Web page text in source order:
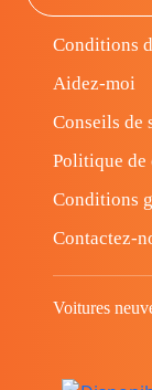
Conditions
Aidez-moi
Conseils de
Politique
Conditions
Contactez-
Voitures